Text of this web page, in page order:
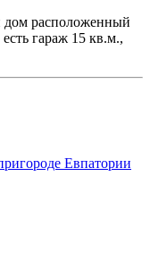
дом расположенный
гараж 15 кв.м.,
Евпатории